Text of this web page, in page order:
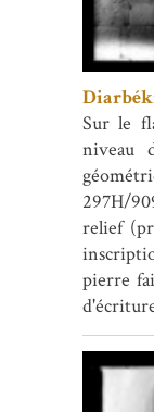
Sur le
niveau
297H/
relief
pierre